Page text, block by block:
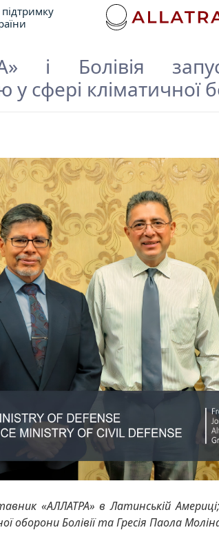
і Болівія
у сфері кліматичної
«АЛЛАТРА» в Латинській
оборони Болівії та Гресія Паола